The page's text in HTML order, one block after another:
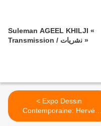
Suleman AGEEL KHILJI «
Transmission / ﻧﺷرﯾﺎت »
< Expo Dessin
Contemporaine: Hervé
HEUZÉ " Mythologies "